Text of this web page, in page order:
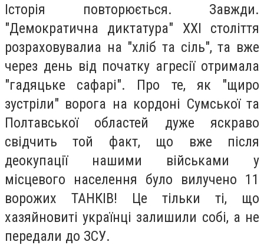
Історія повторюється. Завжди.
"Демократична диктатура" ХХІ століття
розраховувалиа на "хліб та сіль", та вже
через день від початку агресії отримала
"гадяцьке сафарі". Про те, як "щиро
зустріли" ворога на кордоні Сумської та
Полтавської областей дуже яскраво
свідчить той факт, що вже після
деокупації нашими військами у
місцевого населення було вилучено 11
ворожих ТАНКІВ! Це тільки ті, що
хазяйновиті українці залишили собі, а не
передали до ЗСУ.